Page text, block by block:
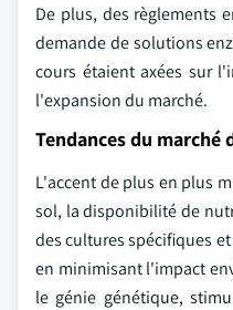
De plus, des règlements
demande de solutions
cours étaient axées sur
l'expansion du marché.
Tendances du marché
L'accent de plus en plus
sol, la disponibilité de
des cultures spécifiques
en minimisant l'impact
le génie génétique,